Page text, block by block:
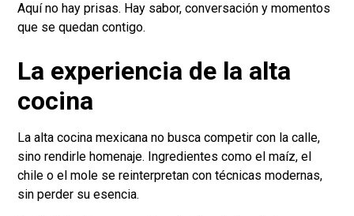
Aquí no hay prisas. Hay sabor, conversación y momentos
que se quedan contigo.
La experiencia de la alta
cocina
La alta cocina mexicana no busca competir con la calle,
sino rendirle homenaje. Ingredientes como el maíz, el
chile o el mole se reinterpretan con técnicas modernas,
sin perder su esencia.